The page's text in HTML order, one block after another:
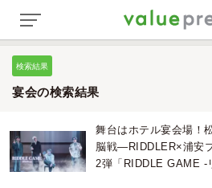
検索結果
宴会の検索結果
舞台はホテル宴会場！
脳戦—RIDDLER×浦安
2弾「RIDDLE GAME -